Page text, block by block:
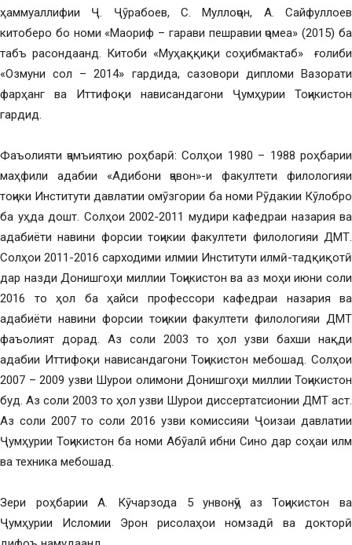
ҳаммуаллифии Ҷ. Ҷӯрабоев, С. Муллоҷон, А. Сайфуллоев
китоберо бо номи «Маориф – гарави пешравии ҷомеа» (2015) ба
табъ расондаанд. Китоби «Муҳаққиқи соҳибмактаб» ғолиби
«Озмуни сол – 2014» гардида, сазовори дипломи Вазорати
фарҳанг ва Иттифоқи нависандагони Ҷумҳурии Тоҷикистон
гардид.
Фаъолияти ҷамъиятию роҳбарӣ: Солҳои 1980 – 1988 роҳбарии
маҳфили адабии «Адибони ҷавон»-и факултети филологияи
тоҷики Институти давлатии омӯзгории ба номи Рӯдакии Кӯлобро
ба уҳда дошт. Солҳои 2002-2011 мудири кафедраи назария ва
адабиёти навини форсии тоҷикии факултети филологияи ДМТ.
Солҳои 2011-2016 сарходими илмии Институти илмӣ-тадқиқотӣ
дар назди Донишгоҳи миллии Тоҷикистон ва аз моҳи июни соли
2016 то ҳол ба ҳайси профессори кафедраи назария ва
адабиёти навини форсии тоҷикии факултети филологияи ДМТ
фаъолият дорад. Аз соли 2003 то ҳол узви бахши нақди
адабии Иттифоқи нависандагони Тоҷикистон мебошад. Солҳои
2007 – 2009 узви Шурои олимони Донишгоҳи миллии Тоҷикистон
буд. Аз соли 2003 то ҳол узви Шурои диссертатсионии ДМТ аст.
Аз соли 2007 то соли 2016 узви комиссияи Ҷоизаи давлатии
Ҷумҳурии Тоҷикистон ба номи Абӯалӣ ибни Сино дар соҳаи илм
ва техника мебошад.
Зери роҳбарии А. Кӯчарзода 5 унвонҷӯ аз Тоҷикистон ва
Ҷумҳурии Исломии Эрон рисолаҳои номзадӣ ва докторӣ